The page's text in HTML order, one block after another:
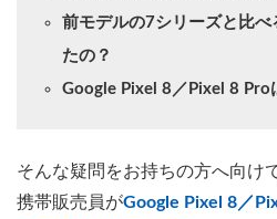
前モデルの7シリーズと比
たの？
Google Pixel 8／Pixel 8 Pro
そんな疑問をお持ちの方へ向け
携帯販売員がGoogle Pixel 8／